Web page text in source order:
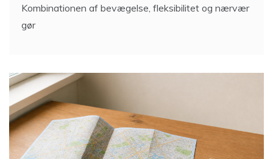
Kombinationen af bevægelse, fleksibilitet og nærvær
gør